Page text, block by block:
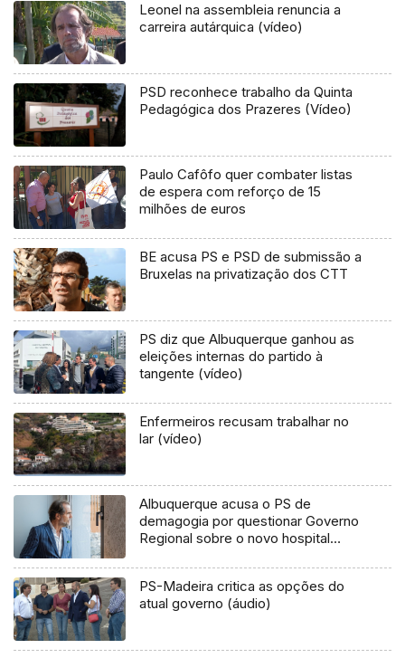
Leonel na assembleia renuncia a
carreira autárquica (vídeo)
PSD reconhece trabalho da Quinta
Pedagógica dos Prazeres (Vídeo)
Paulo Cafôfo quer combater listas
de espera com reforço de 15
milhões de euros
BE acusa PS e PSD de submissão a
Bruxelas na privatização dos CTT
PS diz que Albuquerque ganhou as
eleições internas do partido à
tangente (vídeo)
Enfermeiros recusam trabalhar no
lar (vídeo)
Albuquerque acusa o PS de
demagogia por questionar Governo
Regional sobre o novo hospital
PS-Madeira critica as opções do
atual governo (áudio)